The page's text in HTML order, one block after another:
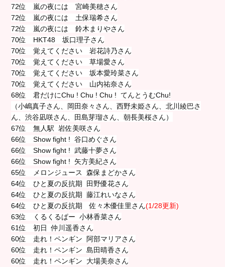
72位 嵐の夜には 宮崎美穂さん
72位 嵐の夜には 土保瑞希さん
72位 嵐の夜には 鈴木まりやさん
70位 HKT48 坂口理子さん
70位 覚えてください 岩花詩乃さん
70位 覚えてください 草場愛さん
70位 覚えてください 坂本愛玲菜さん
70位 覚えてください 山内祐奈さん
68位 君だけにChu ! Chu ! Chu ! てんとうむChu!
（小嶋真子さん、岡田奈々さん、西野未姫さん、北川綾巴さ
ん、渋谷凪咲さん、田島芽瑠さん、朝長美桜さん）
67位 無人駅 岩佐美咲さん
66位 Show fight ! 谷口めぐさん
66位 Show fight ! 武藤十夢さん
66位 Show fight ! 矢方美紀さん
65位 メロンジュース 森保まどかさん
64位 ひと夏の反抗期 田野優花さん
64位 ひと夏の反抗期 藤江れいなさん
64位 ひと夏の反抗期 佐々木優佳里さん(1/28更新)
63位 くるくるぱー 小林香菜さん
61位 初日 仲川遥香さん
60位 走れ！ペンギン 阿部マリアさん
60位 走れ！ペンギン 島田晴香さん
60位 走れ！ペンギン 大場美奈さん